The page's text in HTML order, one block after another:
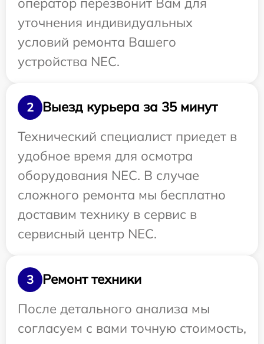
уточнения индивидуальных
условий ремонта Вашего
устройства NEC.
2
Выезд курьера за 35 минут
Технический специалист приедет в
удобное время для осмотра
оборудования NEC. В случае
сложного ремонта мы бесплатно
доставим технику в сервис в
сервисный центр NEC.
3
Ремонт техники
После детального анализа мы
согласуем с вами точную стоимость,